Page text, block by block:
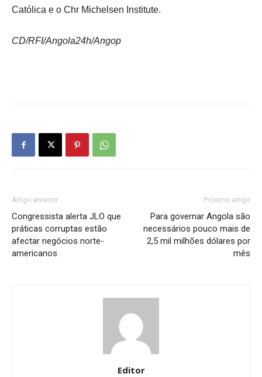
Católica e o Chr Michelsen Institute.
CD/RFI/Angola24h/Angop
Artigo anterior
Congressista alerta JLO que
práticas corruptas estão
afectar negócios norte-
americanos
Próximo artigo
Para governar Angola são
necessários pouco mais de
2,5 mil milhões dólares por
mês
Editor